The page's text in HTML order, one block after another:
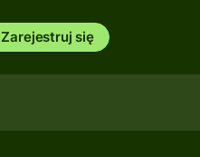
Zarejestruj się